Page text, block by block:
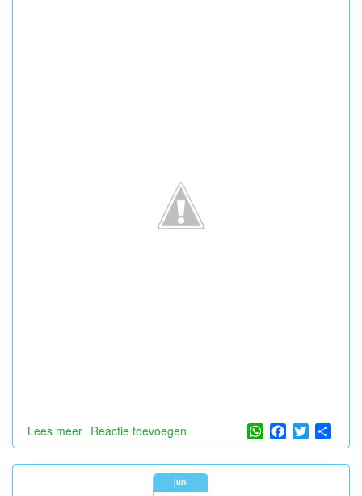
Lees meer over
op
schoolreis
Reactie toevoegen WhatsApp
Facebook
Twitter
juni